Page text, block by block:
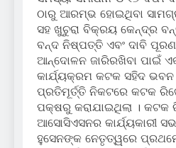
ଠାରୁ ଆରମ୍ଭ ହୋଇଥିବା
ସହ ଖୁଚୁରା ବିକ୍ରୟ କେନ୍ଦ୍ର
ବନ୍ଦ ନିଷ୍ପତ୍ତି ଏବଂ ଦାବି ପୂରଣ
ଆନ୍ଦୋଳନ ଜାରିରଖିବା ପାଇଁ
କାର୍ଯ୍ୟକ୍ରମ କଟକ ସହିଦ ଭବନ
ପ୍ରତିମୂର୍ତ୍ତି ନିକଟରେ କଟକ
ପକ୍ଷରୁ କରାଯାଇଥିଲା । କଟକ
ଆସୋସିଏସନର କାର୍ଯ୍ୟକାରୀ
ହୁସେନଙ୍କ ନେତୃତ୍ୱରେ ପ୍ରଥମେ